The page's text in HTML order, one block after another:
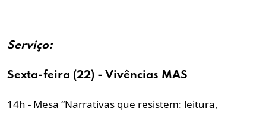
Serviço:
Sexta-feira (22) - Vivências MAS
14h - Mesa “Narrativas que resistem: leitura,